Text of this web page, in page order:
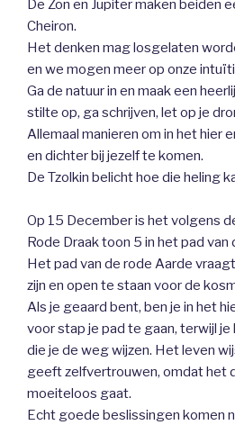
De Zon en Jupiter maken beiden
Cheiron.
Het denken mag losgelaten
en we mogen meer op onze
Ga de natuur in en maak een
stilte op, ga schrijven, let op je
Allemaal manieren om in het hier
en dichter bij jezelf te komen.
De Tzolkin belicht hoe die heling
Op 15 December is het volgens
Rode Draak toon 5 in het pad van
Het pad van de rode Aarde
zijn en open te staan voor de
Als je geaard bent, ben je in het
voor stap je pad te gaan, terwijl
die je de weg wijzen. Het leven
geeft zelfvertrouwen, omdat het
moeiteloos gaat.
Echt goede beslissingen komen